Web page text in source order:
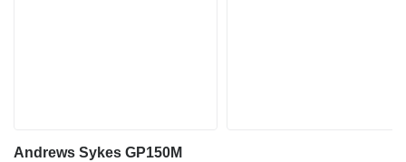
Andrews Sykes GP150M